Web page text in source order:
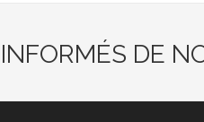
DE